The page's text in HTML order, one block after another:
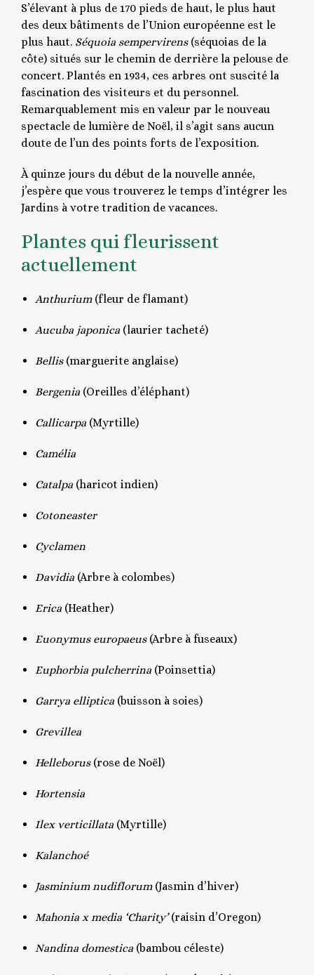
S’élevant à plus de 170 pieds de haut, le plus haut
des deux bâtiments de l’Union européenne est le
plus haut. Séquoia sempervirens (séquoias de la
côte) situés sur le chemin de derrière la pelouse de
concert. Plantés en 1934, ces arbres ont suscité la
fascination des visiteurs et du personnel.
Remarquablement mis en valeur par le nouveau
spectacle de lumière de Noël, il s’agit sans aucun
doute de l’un des points forts de l’exposition.
À quinze jours du début de la nouvelle année,
j’espère que vous trouverez le temps d’intégrer les
Jardins à votre tradition de vacances.
Plantes qui fleurissent
actuellement
Anthurium(fleur de flamant)
Aucuba japonica (laurier tacheté)
Bellis(marguerite anglaise)
Bergenia (Oreilles d’éléphant)
Callicarpa (Myrtille)
Camélia
Catalpa (haricot indien)
Cotoneaster
Cyclamen
Davidia (Arbre à colombes)
Erica (Heather)
Euonymus europaeus(Arbre à fuseaux)
Euphorbia pulcherrina (Poinsettia)
Garrya elliptica (buisson à soies)
Grevillea
Helleborus(rose de Noël)
Hortensia
Ilex verticillata (Myrtille)
Kalanchoé
Jasminium nudiflorum(Jasmin d’hiver)
Mahonia x media ‘Charity’(raisin d’Oregon)
Nandina domestica (bambou céleste)